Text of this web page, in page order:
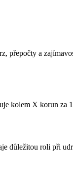
přepočty a
kolem X korun za
důležitou roli při